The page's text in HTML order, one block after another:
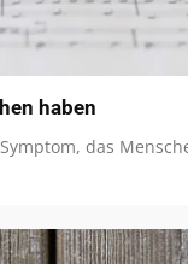
haben
das